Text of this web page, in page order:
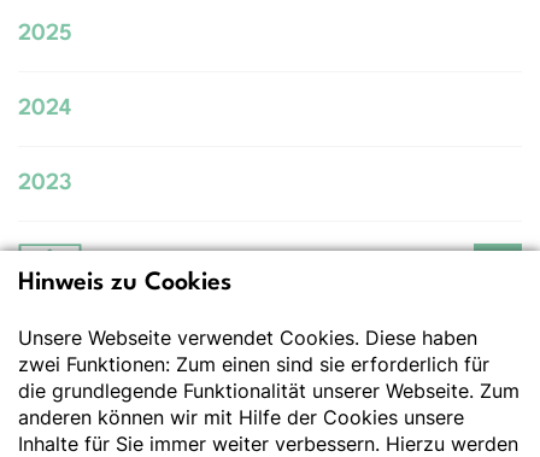
2025
2024
2023
Deutsche Gesellschaft
Der Wissenschaft verpflichtet - Ihre Partnerin für
Essen und Trinken
Deutsche Gesellschaft für Ernährung e. V.
Hinweis zu Cookies
Unsere Webseite verwendet Cookies. Diese haben
zwei Funktionen: Zum einen sind sie erforderlich für
die grundlegende Funktionalität unserer Webseite. Zum
anderen können wir mit Hilfe der Cookies unsere
Inhalte für Sie immer weiter verbessern. Hierzu werden